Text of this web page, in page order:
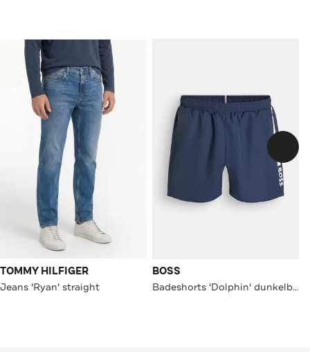
TOMMY HILFIGER
Jeans 'Ryan' straight
BOSS
Badeshorts 'Dolphin' dunkelblau